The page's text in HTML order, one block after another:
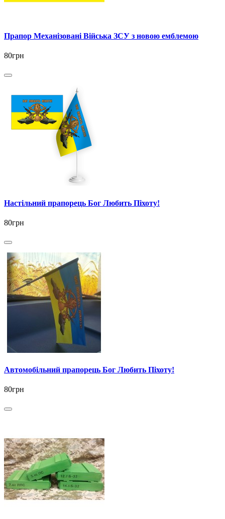
Прапор Механізовані Війська ЗСУ з новою емблемою
80грн
Настільний прапорець Бог Любить Піхоту!
80грн
Автомобільний прапорець Бог Любить Піхоту!
80грн